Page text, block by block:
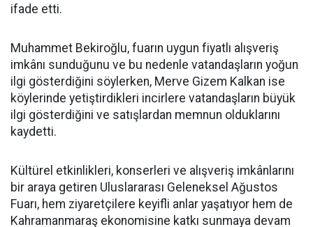
ifade etti.
Muhammet Bekiroğlu, fuarın uygun fiyatlı alışveriş
imkânı sunduğunu ve bu nedenle vatandaşların yoğun
ilgi gösterdiğini söylerken, Merve Gizem Kalkan ise
köylerinde yetiştirdikleri incirlere vatandaşların büyük
ilgi gösterdiğini ve satışlardan memnun olduklarını
kaydetti.
Kültürel etkinlikleri, konserleri ve alışveriş imkânlarını
bir araya getiren Uluslararası Geleneksel Ağustos
Fuarı, hem ziyaretçilere keyifli anlar yaşatıyor hem de
Kahramanmaraş ekonomisine katkı sunmaya devam